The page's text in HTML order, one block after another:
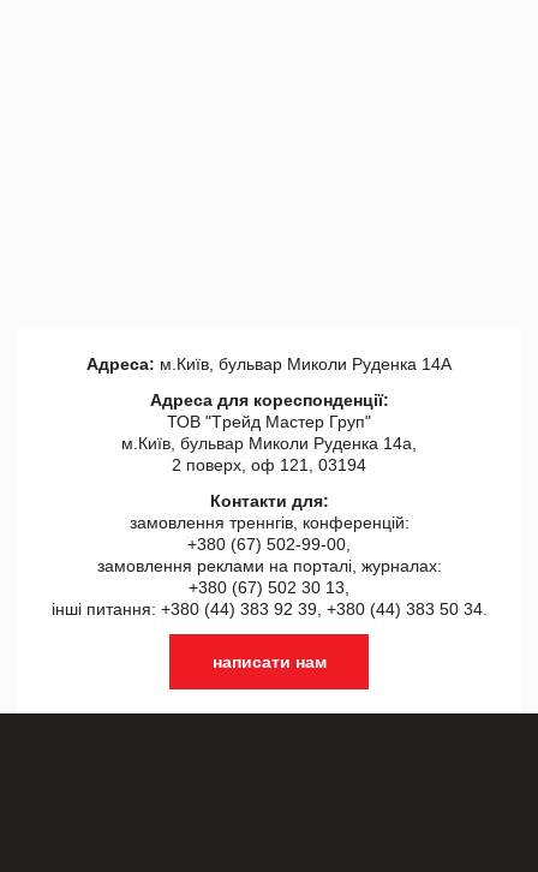
Адреса: м.Київ, бульвар Миколи Руденка 14А
Адреса для кореспонденції:
ТОВ "Tрейд Мастер Груп"
м.Київ, бульвар Миколи Руденка 14а,
2 поверх, оф 121, 03194
Контакти для:
замовлення треннгів, конференцій:
+380 (67) 502-99-00,
замовлення реклами на порталі, журналах:
+380 (67) 502 30 13,
інші питання: +380 (44) 383 92 39, +380 (44) 383 50 34.
написати нам